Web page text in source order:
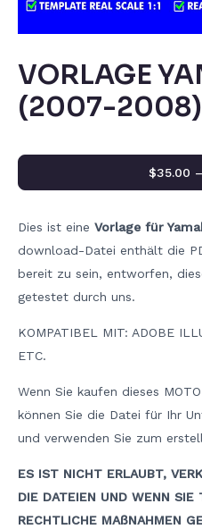
VORLAGE
(2007-2008)
Dies ist eine Vorlage für
download-Datei enthält die
bereit zu sein, entworfen,
getestet durch uns.
KOMPATIBEL MIT: ADOBE
ETC.
Wenn Sie kaufen dieses
können Sie die Datei für Ihr
und verwenden Sie zum
ES IST NICHT ERLAUBT,
DIE DATEIEN UND WENN SIE
RECHTLICHE MAßNAHMEN
$35.00